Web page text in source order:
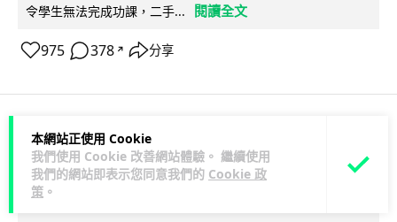
本網站正使用 Cookie
我們使用 Cookie 改善網站體驗。 繼續使用
我們的網站即表示您同意我們的 Cookie 政
策 。
令學生無法完成功課，二手...
閱讀全文
975 378 ↗ 分享
科技娛樂 遊戲情報
Lawton